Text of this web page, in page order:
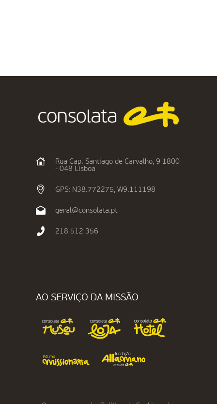
Rua Cap. Santiago de Carvalho, 9 1800
- 048 Lisboa
GPS: N38.772275, W9.111198
geral@consolata.pt
218 512 356
AO SERVIÇO DA MISSÃO